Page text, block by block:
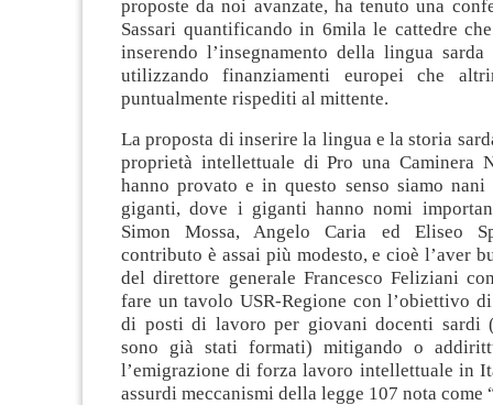
proposte da noi avanzate, ha tenuto una
Sassari quantificando in 6mila le cattedre
inserendo l’insegnamento della lingua
utilizzando finanziamenti europei che
puntualmente rispediti al mittente.
La proposta di inserire la lingua e la storia
proprietà intellettuale di Pro una Caminera
hanno provato e in questo senso siamo
giganti, dove i giganti hanno nomi
Simon Mossa, Angelo Caria ed Eliseo
contributo è assai più modesto, e cioè l’aver
del direttore generale Francesco Feliziani
fare un tavolo USR-Regione con l’obiettivo
di posti di lavoro per giovani docenti sardi
sono già stati formati) mitigando o
l’emigrazione di forza lavoro intellettuale in
assurdi meccanismi della legge 107 nota come